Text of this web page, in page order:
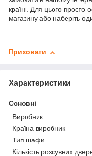
країні. Для цього просто
магазину або наберіть
Приховати
Характеристики
Основні
Виробник
Країна виробник
Тип шафи
Кількість розсувних